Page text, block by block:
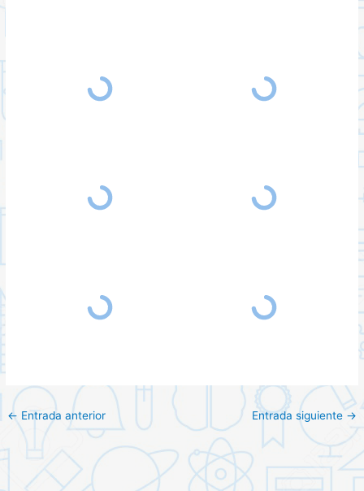
← Entrada anterior Entrada siguiente →